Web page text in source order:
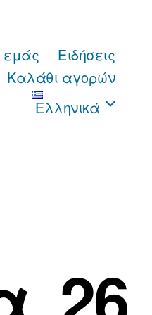
εμάς
Ειδήσεις
Καλάθι αγορών
Ελληνικά